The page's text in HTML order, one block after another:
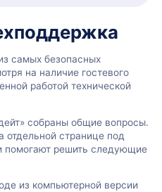
самых безопасных
на наличие гостевого
работой технической
собраны общие вопросы.
отдельной странице под
помогают решить следующие
из компьютерной версии